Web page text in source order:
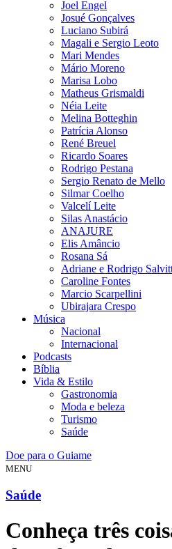
Joel Engel
Josué Gonçalves
Luciano Subirá
Magali e Sergio Leoto
Mari Mendes
Mário Moreno
Marisa Lobo
Matheus Grismaldi
Néia Leite
Melina Botteghin
Patrícia Alonso
René Breuel
Ricardo Soares
Rodrigo Pestana
Sergio Renato de Mello
Silmar Coelho
Valcelí Leite
Silas Anastácio
ANAJURE
Elis Amâncio
Rosana Sá
Adriane e Rodrigo
Caroline Fontes
Marcio Scarpellini
Ubirajara Crespo
Música
Nacional
Internacional
Podcasts
Bíblia
Vida & Estilo
Gastronomia
Moda e beleza
Turismo
Saúde
Doe para o Guiame
MENU
Saúde
Conheça três